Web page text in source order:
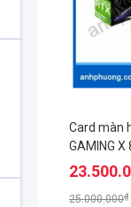
Card màn
GAMING X
25.000.000₫